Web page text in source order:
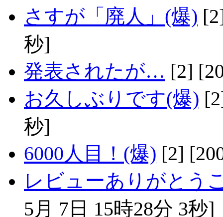
さすが「廃人」(爆)
秒]
発表されたが… [2]
お久しぶりです(爆)
秒]
6000人目！(爆) [2]
レビューありがとう
5月 7日 15時28分 3秒]